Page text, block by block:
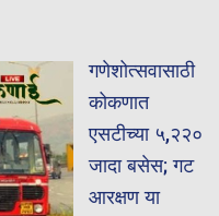
गणेशोत्सवासाठी
कोकणात
एसटीच्या ५,२२०
जादा बसेस; गट
आरक्षण या